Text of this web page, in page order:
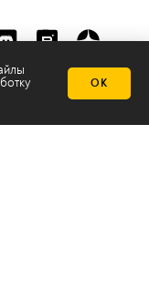
ОК